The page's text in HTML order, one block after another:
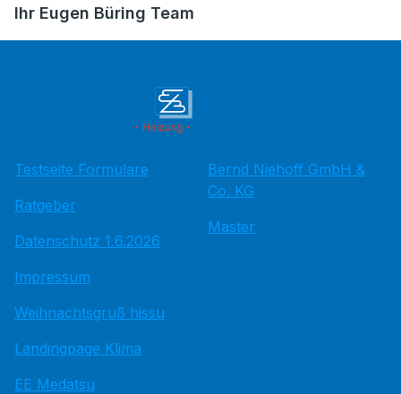
Ihr Eugen Büring Team
Testseite Formulare
Ratgeber
Datenschutz 1.6.2026
Impressum
Weihnachtsgruß hissu
Landingpage Klima
EE Medatsu
Bernd Niehoff GmbH &
Co. KG
Master